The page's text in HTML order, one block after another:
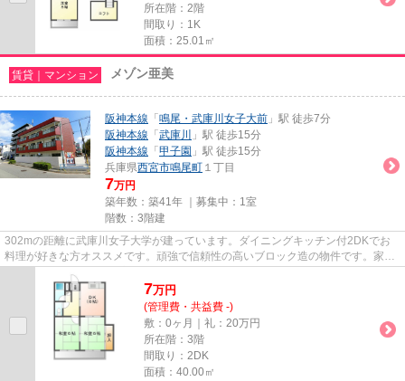
所在階：2階
間取り：1K
面積：25.01㎡
賃貸｜マンション メゾン亜美
阪神本線 「 鳴尾・武庫川女子大前 」駅 徒歩7分
阪神本線 「 武庫川
」駅 徒歩15分
阪神本線 「 甲子園 」駅 徒歩15分
兵庫県西宮市鳴尾町 １丁目
7万円
築年数：築41年 ｜募集中： 1室
階数：3階建
302mの距離に武庫川女子大学が建っています。ダイニングキッチン付2DKでお
料理が好きな方オススメです。頑強で信頼性の高いブロック造の物件です。家賃
が7万円台で、ニーズも高いお勧...
7万円
(管理費・共益費 -)
敷：0ヶ月｜礼：20万円
所在階：3階
間取り：2DK
面積：40.00㎡